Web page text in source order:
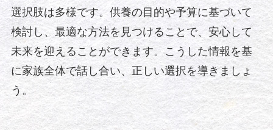
選択肢は多様です。供養の目的や予算に基づいて
検討し、最適な方法を見つけることで、安心して
未来を迎えることができます。こうした情報を基
に家族全体で話し合い、正しい選択を導きましょ
う。